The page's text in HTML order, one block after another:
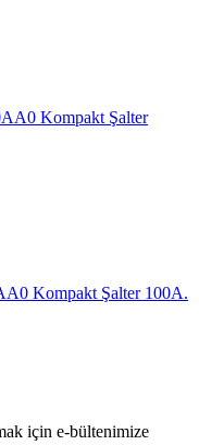
Kompakt Şalter
Kompakt Şalter 100A.
için e-bültenimize